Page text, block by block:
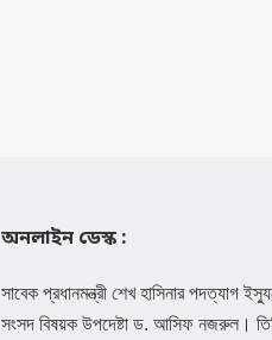
অনলাইন ডেস্ক :
সাবেক প্রধানমন্ত্রী শেখ হাসিনার পদত্যাগ
সংসদ বিষয়ক উপদেষ্টা ড. আসিফ নজরুল।